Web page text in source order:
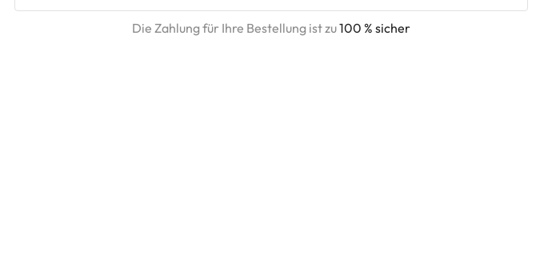
Die Zahlung für Ihre Bestellung ist zu100 % sicher